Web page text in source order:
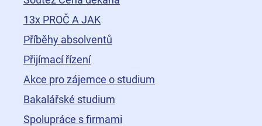
13x PROČ A JAK
Příběhy absolventů
Přijímací řízení
Akce pro zájemce o studium
Bakalářské studium
Spolupráce s firmami